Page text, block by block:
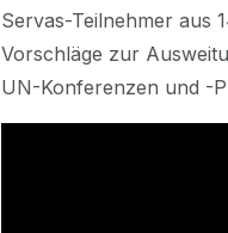
Servas-Teilnehmer aus
Vorschläge zur
UN-Konferenzen und -